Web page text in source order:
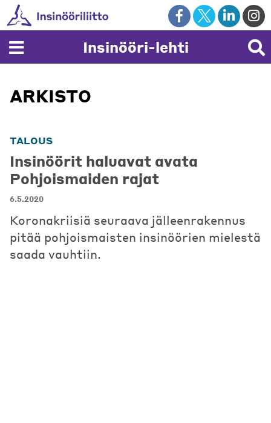
Skip
to
content
Insinööri-lehti
ARKISTO
TALOUS
Insinöörit haluavat avata
Pohjoismaiden rajat
6.5.2020
Koronakriisiä seuraava jälleenrakennus
pitää pohjoismaisten insinöörien mielestä
saada vauhtiin.